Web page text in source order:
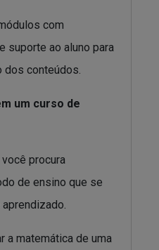
com
suporte ao aluno para
dos conteúdos.
um curso de
procura
de ensino que se
a matemática de uma